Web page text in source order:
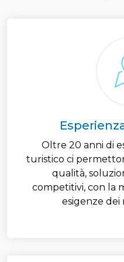
Oltre 20 anni di
turistico ci
qualità,
competitivi, con la
esigenze dei